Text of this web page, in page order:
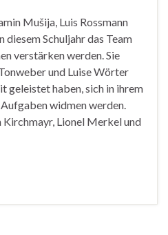
Mušija, Luis Rossmann
diesem Schuljahr das Team
verstärken werden. Sie
und Luise Wörter
geleistet haben, sich in ihrem
widmen werden.
Lionel Merkel und